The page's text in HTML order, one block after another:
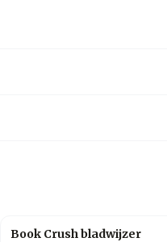
Book Crush bladwijzer